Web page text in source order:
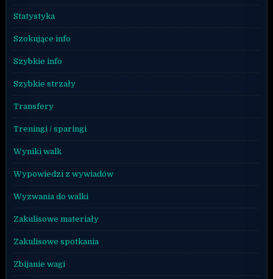
Statystyka
Szokujące info
Szybkie info
Szybkie strzały
Transfery
Treningi / sparingi
Wyniki walk
Wypowiedzi z wywiadów
Wyzwania do walki
Zakulisowe materiały
Zakulisowe spotkania
Zbijanie wagi